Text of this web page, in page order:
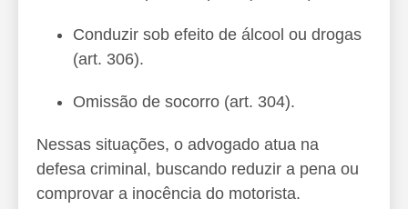
Conduzir sob efeito de álcool ou drogas
(art. 306).
Omissão de socorro (art. 304).
Nessas situações, o advogado atua na
defesa criminal, buscando reduzir a pena ou
comprovar a inocência do motorista.